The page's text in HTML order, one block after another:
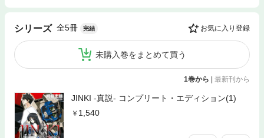
シリーズ 全5冊 完結 お気に入り登録
未購入巻をまとめて買う
1巻から | 最新刊から
JINKI -真説- コンプリート・エディション(1)
1,540